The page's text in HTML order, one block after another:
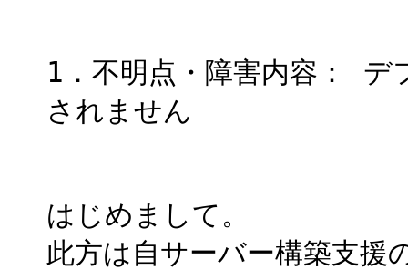
1．不明点・障害内容： デ
されません
はじめまして。
此方は自サーバー構築支援